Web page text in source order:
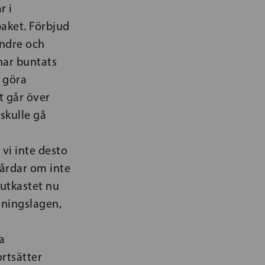
i
Förbjud
och
buntats
går över
gå
inte desto
om inte
nu